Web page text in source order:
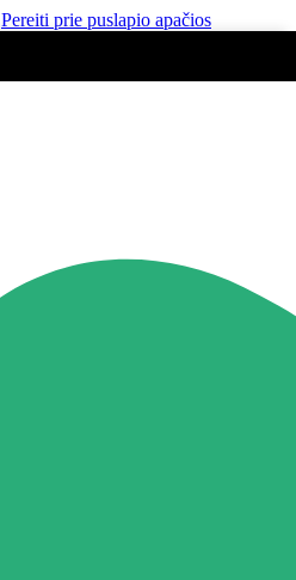
Pereiti prie puslapio apačios